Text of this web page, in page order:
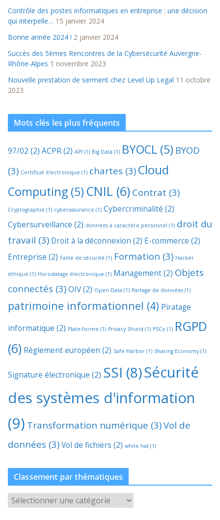
Contrôle des postes informatiques en entreprise : une décision
qui interpelle… 15 janvier 2024
Bonne année 2024 ! 2 janvier 2024
Succès des 5èmes Rencontres de la Cybersécurité Auvergne-
Rhône-Alpes 1 novembre 2023
Nouvelle prestation de serment chez Level Up Legal 11 octobre
2023
Mots clés les plus fréquents
97/02 (2) ACPR(2) API (1) Big Data (1) BYOCL (5) BYOD
(3) Certificat électronique (1) chartes (3) Cloud
Computing (5) CNIL (6) Contrat (3)
Cryptographie (1) cyberassurance (1) Cybercriminalité (2)
Cybersurveillance (2) données à caractère personnel (1) droit du
travail (3) Droit à la déconnexion (2) E-commerce (2)
Entreprise (2) Faille de sécurité (1) Formation (3) Hacker
éthique (1) Horodatage électronique (1) Management(2) Objets
connectés (3)OIV(2) Open Data (1) Partage de données (1)
patrimoine informationnel (4) Piratage
informatique (2) Plate-forme (1) Privacy Shield (1) PSCo (1) RGPD
(6) Règlement européen (2) Safe Harbor (1) Sharing Economy(1)
Signature électronique (2) SSI (8)Sécurité
des systèmes d'information
(9) Transformation numérique (3)Vol de
données (3)Vol de fichiers (2) white hat (1)
Classement par thématiques